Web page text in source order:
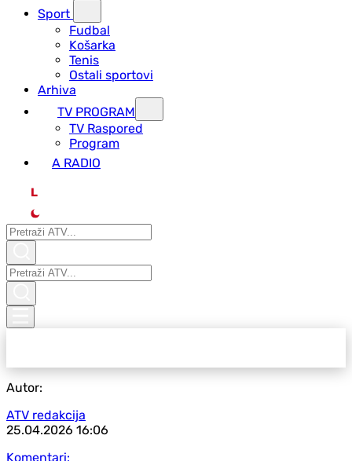
Sport
Fudbal
Košarka
Tenis
Ostali sportovi
Arhiva
TV PROGRAM
ТV Raspored
Program
A RADIO
L
Autor:
ATV redakcija
25.04.2026 16:06
Komentari: